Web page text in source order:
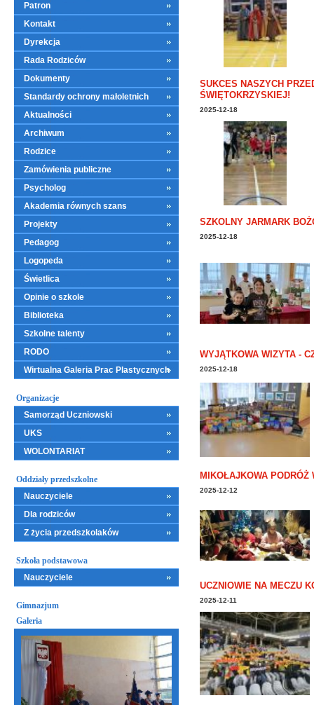
Patron
Kontakt
Dyrekcja
Rada Rodziców
Dokumenty
Standardy ochrony małoletnich
Aktualności
Archiwum
Rodzice
Zamówienia publiczne
Psycholog
Akademia równych szans
Projekty
Pedagog
Logopeda
Świetlica
Opinie o szkole
Biblioteka
Szkolne talenty
RODO
Wirtualna Galeria Prac Plastycznych
Organizacje
Samorząd Uczniowski
UKS
WOLONTARIAT
Oddziały przedszkolne
Nauczyciele
Dla rodziców
Z życia przedszkolaków
Szkoła podstawowa
Nauczyciele
Gimnazjum
Galeria
SUKCES NASZYCH
ŚWIĘTOKRZYSKIEJ!
2025-12-18
SZKOLNY JARMARK
2025-12-18
WYJĄTKOWA WIZYTA -
2025-12-18
MIKOŁAJKOWA PODRÓŻ
2025-12-12
UCZNIOWIE NA MECZU
2025-12-11